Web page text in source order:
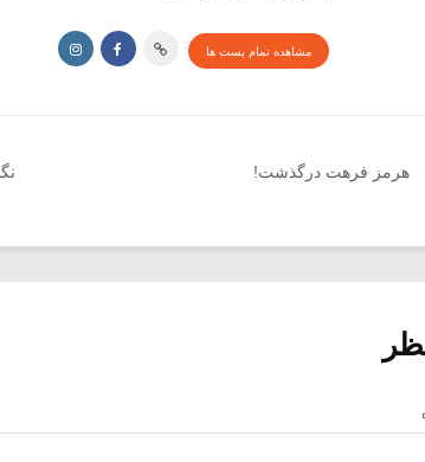
مشاهده تمام پست ها
هرمز فرهت درگذشت!